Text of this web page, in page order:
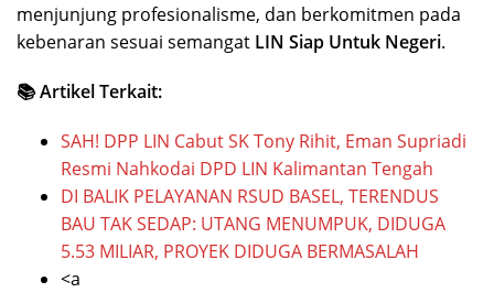
menjunjung profesionalisme, dan berkomitmen pada
kebenaran sesuai semangat LIN Siap Untuk Negeri.
📚 Artikel Terkait:
SAH! DPP LIN Cabut SK Tony Rihit, Eman Supriadi
Resmi Nahkodai DPD LIN Kalimantan Tengah
DI BALIK PELAYANAN RSUD BASEL, TERENDUS
BAU TAK SEDAP: UTANG MENUMPUK, DIDUGA
5.53 MILIAR, PROYEK DIDUGA BERMASALAH
<a